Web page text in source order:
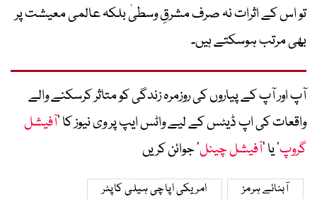
تو اس کے اثرات نہ صرف مشرقِ وسطیٰ بلکہ عالمی معیشت پر
بھی مرتب ہوسکتے ہیں۔
آپ اور آپ کے پیاروں کی روزمرہ زندگی کو متاثر کرسکنے والے
واقعات کی اپ ڈیٹس کے لیے واٹس ایپ پر وی نیوز کا ’آفیشل
گروپ‘ یا ’آفیشل چینل‘ جوائن کریں
آبنائے ہرمز
امریکی اپاچی ہیلی کاپٹر